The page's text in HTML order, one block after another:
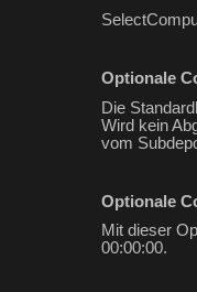
Optionale
Die
Wird kein
vom
Optionale
Mit dieser
00:00:00.